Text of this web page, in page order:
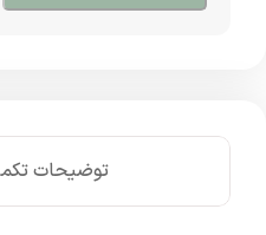
توضیحات